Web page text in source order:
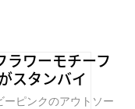
ワーモチーフ
スタンバイ
ピンクのアウトソー